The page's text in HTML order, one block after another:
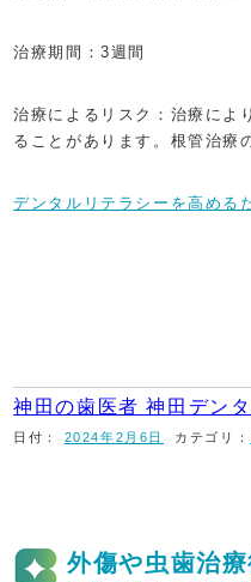
治療期間：3週間
治療によるリスク：治療によ
ることがあります。根管治療
デンタルリテラシーを高める
神田の歯医者 神田デン
日付： 2024年2月6日 カテゴリ：
外傷や虫歯治